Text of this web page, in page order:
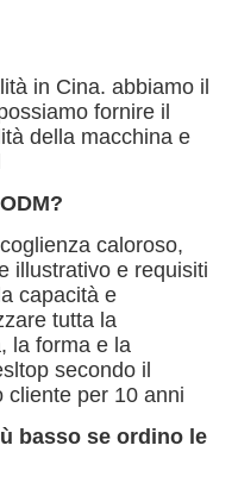
in Cina. abbiamo il
fornire il
della macchina e
caloroso,
illustrativo e requisiti
capacità e
tutta la
la forma e la
secondo il
cliente per 10 anni
basso se ordino le